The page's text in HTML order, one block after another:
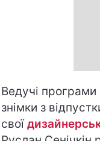
Ведучі програми
знімки з
свої